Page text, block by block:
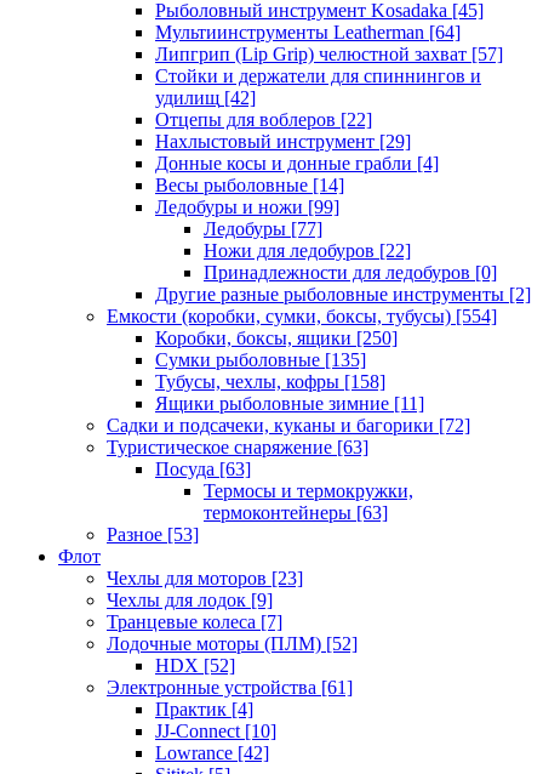
Рыболовный инструмент Kosadaka [45]
Мультиинструменты Leatherman [64]
Липгрип (Lip Grip) челюстной захват [57]
Стойки и держатели для спиннингов и
удилищ [42]
Отцепы для воблеров [22]
Нахлыстовый инструмент [29]
Донные косы и донные грабли [4]
Весы рыболовные [14]
Ледобуры и ножи [99]
Ледобуры [77]
Ножи для ледобуров [22]
Принадлежности для ледобуров [0]
Другие разные рыболовные инструменты [2]
Емкости (коробки, сумки, боксы, тубусы) [554]
Коробки, боксы, ящики [250]
Сумки рыболовные [135]
Тубусы, чехлы, кофры [158]
Ящики рыболовные зимние [11]
Садки и подсачеки, куканы и багорики [72]
Туристическое снаряжение [63]
Посуда [63]
Термосы и термокружки,
термоконтейнеры [63]
Разное [53]
Флот
Чехлы для моторов [23]
Чехлы для лодок [9]
Транцевые колеса [7]
Лодочные моторы (ПЛМ) [52]
HDX [52]
Электронные устройства [61]
Практик [4]
JJ-Connect [10]
Lowrance [42]